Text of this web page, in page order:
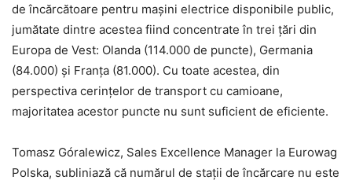
de încărcătoare pentru mașini electrice disponibile public,
jumătate dintre acestea fiind concentrate în trei țări din
Europa de Vest: Olanda (114.000 de puncte), Germania
(84.000) și Franța (81.000). Cu toate acestea, din
perspectiva cerințelor de transport cu camioane,
majoritatea acestor puncte nu sunt suficient de eficiente.
Tomasz Góralewicz, Sales Excellence Manager la Eurowag
Polska, subliniază că numărul de stații de încărcare nu este